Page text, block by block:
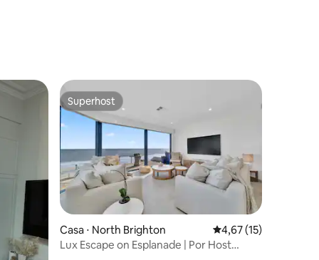
Superhost
Superhost
Casa ⋅ North Brighton 4,67 de uma
4,67 (15)
Lux Escape on Esplanade | Por Host